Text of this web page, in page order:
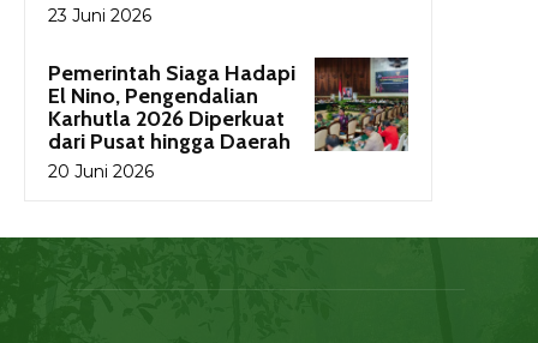
23 Juni 2026
Pemerintah Siaga Hadapi
El Nino, Pengendalian
Karhutla 2026 Diperkuat
dari Pusat hingga Daerah
20 Juni 2026